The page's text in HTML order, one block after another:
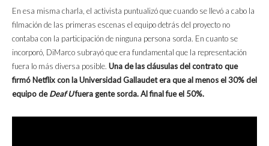
En esa misma charla, el activista puntualizó que cuando se llevó a cabo la
filmación de las primeras escenas el equipo detrás del proyecto no
contaba con la participación de ninguna persona sorda. En cuanto se
incorporó, DiMarco subrayó que era fundamental que la representación
fuera lo más diversa posible. Una de las cláusulas del contrato que
firmó Netflix con la Universidad Gallaudet era que al menos el 30% del
equipo deDeaf Ufuera gente sorda. Al final fue el 50%.